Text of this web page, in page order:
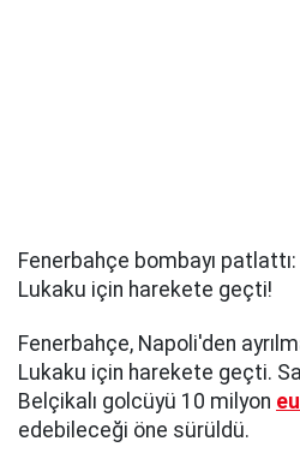
Fenerbahçe bombayı
Lukaku için harekete geçti!
Fenerbahçe, Napoli'den
Lukaku için harekete geçti.
Belçikalı golcüyü 10 milyon
edebileceği öne sürüldü.